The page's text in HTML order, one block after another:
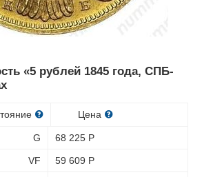
«5 рублей 1845 года, СПБ-
Цена
G 68 225 Р
VF 59 609 Р